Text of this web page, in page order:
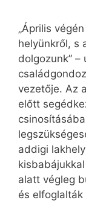
„Április
helyünkről, s
dolgozunk” –
vezetője. Az
előtt
addigi
alatt végleg
és elfoglalták